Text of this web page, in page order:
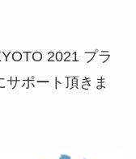
2021 プラ
サポート頂きま